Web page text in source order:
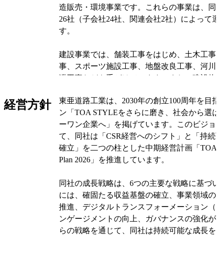
造販売・環境事業です。これらの事業は、同
26社（子会社24社、関連会社2社）によって
す。
建設事業では、舗装工事をはじめ、土木工事
事、スポーツ施設工事、地盤改良工事、河川
渫工事などを手がけています。また、建設物
会社、株式会社敷島組、コクド株式会社など
建設材料等の製造販売・環境事業では、アス
質アスファルト、アスファルト合材、リサイ
生コンクリート用砕石などの製造・販売を行
た、建設機械の製造販売や建設廃棄物の中間
社には、札幌共同アスコン株式会社、株式会
ング、株式会社トーア物流などがあります。
オリジナルを見る
経営方針
東亜道路工業は、2030年の創立100周年を目
ン「TOA STYLEをさらに磨き、社会から選
ーワン企業へ」を掲げています。このビジョ
て、同社は「CSR経営へのシフト」と「持続
確立」を二つの柱とした中期経営計画「TOA
Plan 2026」を推進しています。
同社の成長戦略は、6つの主要な戦略に基づ
には、確固たる収益基盤の確立、事業領域の
推進、デジタルトランスフォーメーション（
ンゲージメントの向上、ガバナンスの強化が
らの戦略を通じて、同社は持続可能な成長を